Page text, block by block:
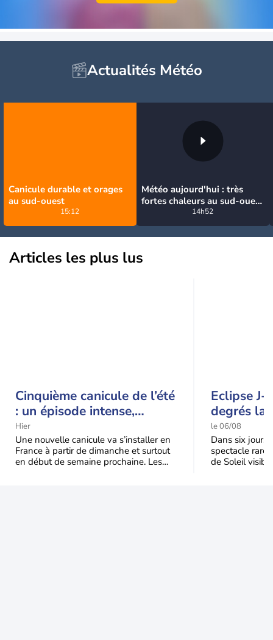
Actualités Météo
Canicule durable et orages
au sud-ouest
15:12
Météo aujourd'hui : très
fortes chaleurs au sud-ouest
avant des orages, jusqu'à
39°C
14h52
Articles les plus lus
Cinquième canicule de l’été
: un épisode intense,
durable et étendu la
semaine prochaine
Hier
Une nouvelle canicule va s’installer en
France à partir de dimanche et surtout
en début de semaine prochaine. Les
Eclipse J-
degrés la
t-elle
l'éclipse
le 06/08
Dans six
spectacle rare
de Soleil